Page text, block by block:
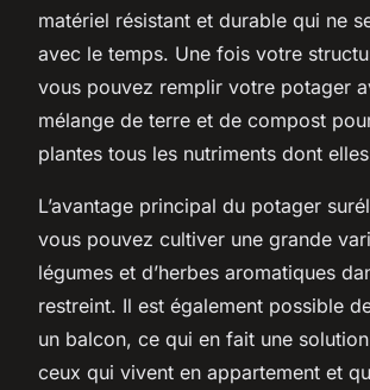
matériel résistant et durable qui ne
avec le temps. Une fois votre
vous pouvez remplir votre potager
mélange de terre et de compost
plantes tous les nutriments dont
L’avantage principal du potager
vous pouvez cultiver une grande
légumes et d’herbes aromatiques
restreint. Il est également possible
un balcon, ce qui en fait une
ceux qui vivent en appartement et